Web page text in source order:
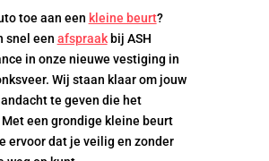
toe aan een kleine beurt?
snel een afspraakbij ASH
in onze nieuwe vestiging in
Wij staan klaar om jouw
te geven die het
een grondige kleine beurt
ervoor dat je veilig en zonder